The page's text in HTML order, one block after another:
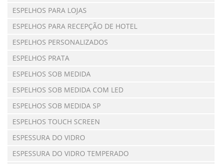
ESPELHOS PARA LOJAS
ESPELHOS PARA RECEPÇÃO DE HOTEL
ESPELHOS PERSONALIZADOS
ESPELHOS PRATA
ESPELHOS SOB MEDIDA
ESPELHOS SOB MEDIDA COM LED
ESPELHOS SOB MEDIDA SP
ESPELHOS TOUCH SCREEN
ESPESSURA DO VIDRO
ESPESSURA DO VIDRO TEMPERADO